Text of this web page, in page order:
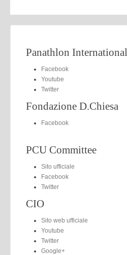
Panathlon International
Facebook
Youtube
Twitter
Fondazione D.Chiesa
Facebook
PCU Committee
Sito ufficiale
Facebook
Twitter
CIO
Sito web ufficiale
Youtube
Twitter
Google+